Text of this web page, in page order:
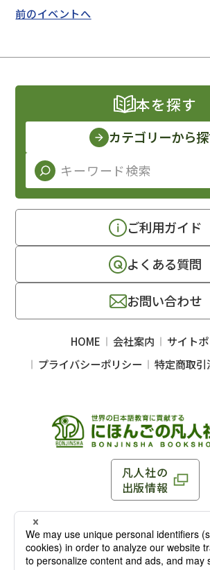
前のイベントへ
凡人社の
出版情報
〒102-0093 東京都千代田区平河町 1-3-
TEL：03-3263-3959／FAX：03-3263-
本を探す
カテゴリーから
ご利用ガイド
よくある質問
お問い合わせ
HOME 会社案内
サイト
プライバシーポリシー
特定商取